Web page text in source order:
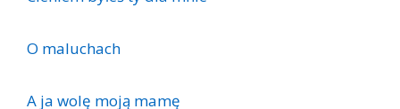
O maluchach
A ja wolę moją mamę